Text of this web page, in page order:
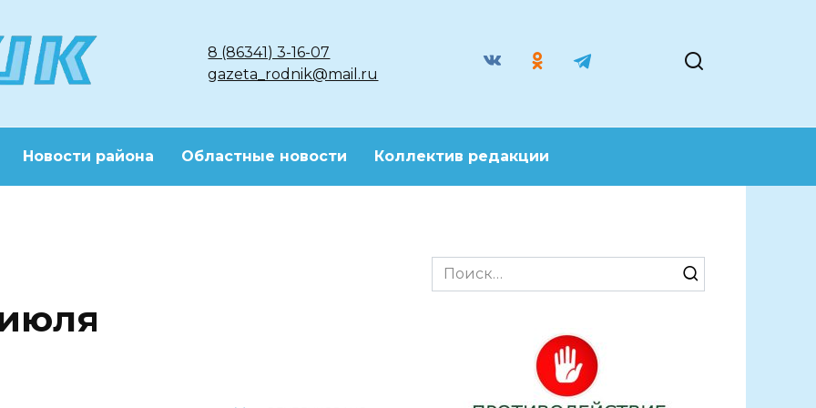
8 (86341) 3-16-07
gazeta_rodnik@mail.ru
Новости района Областные новости Коллектив редакции
Search
for: